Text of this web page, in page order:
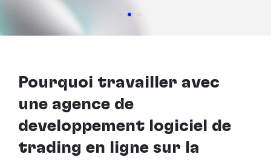
Pourquoi travailler avec
une agence de
développement logiciel de
trading en ligne sur la